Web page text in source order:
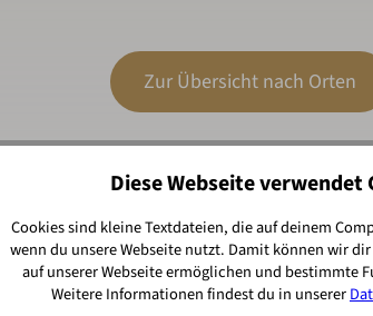
Zur Übersicht nach Orten
Diese Webseite verwendet
Cookies sind kleine Textdateien, die auf deinem
wenn du unsere Webseite nutzt. Damit können wir
auf unserer Webseite ermöglichen und bestimmte
Weitere Informationen findest du in unserer